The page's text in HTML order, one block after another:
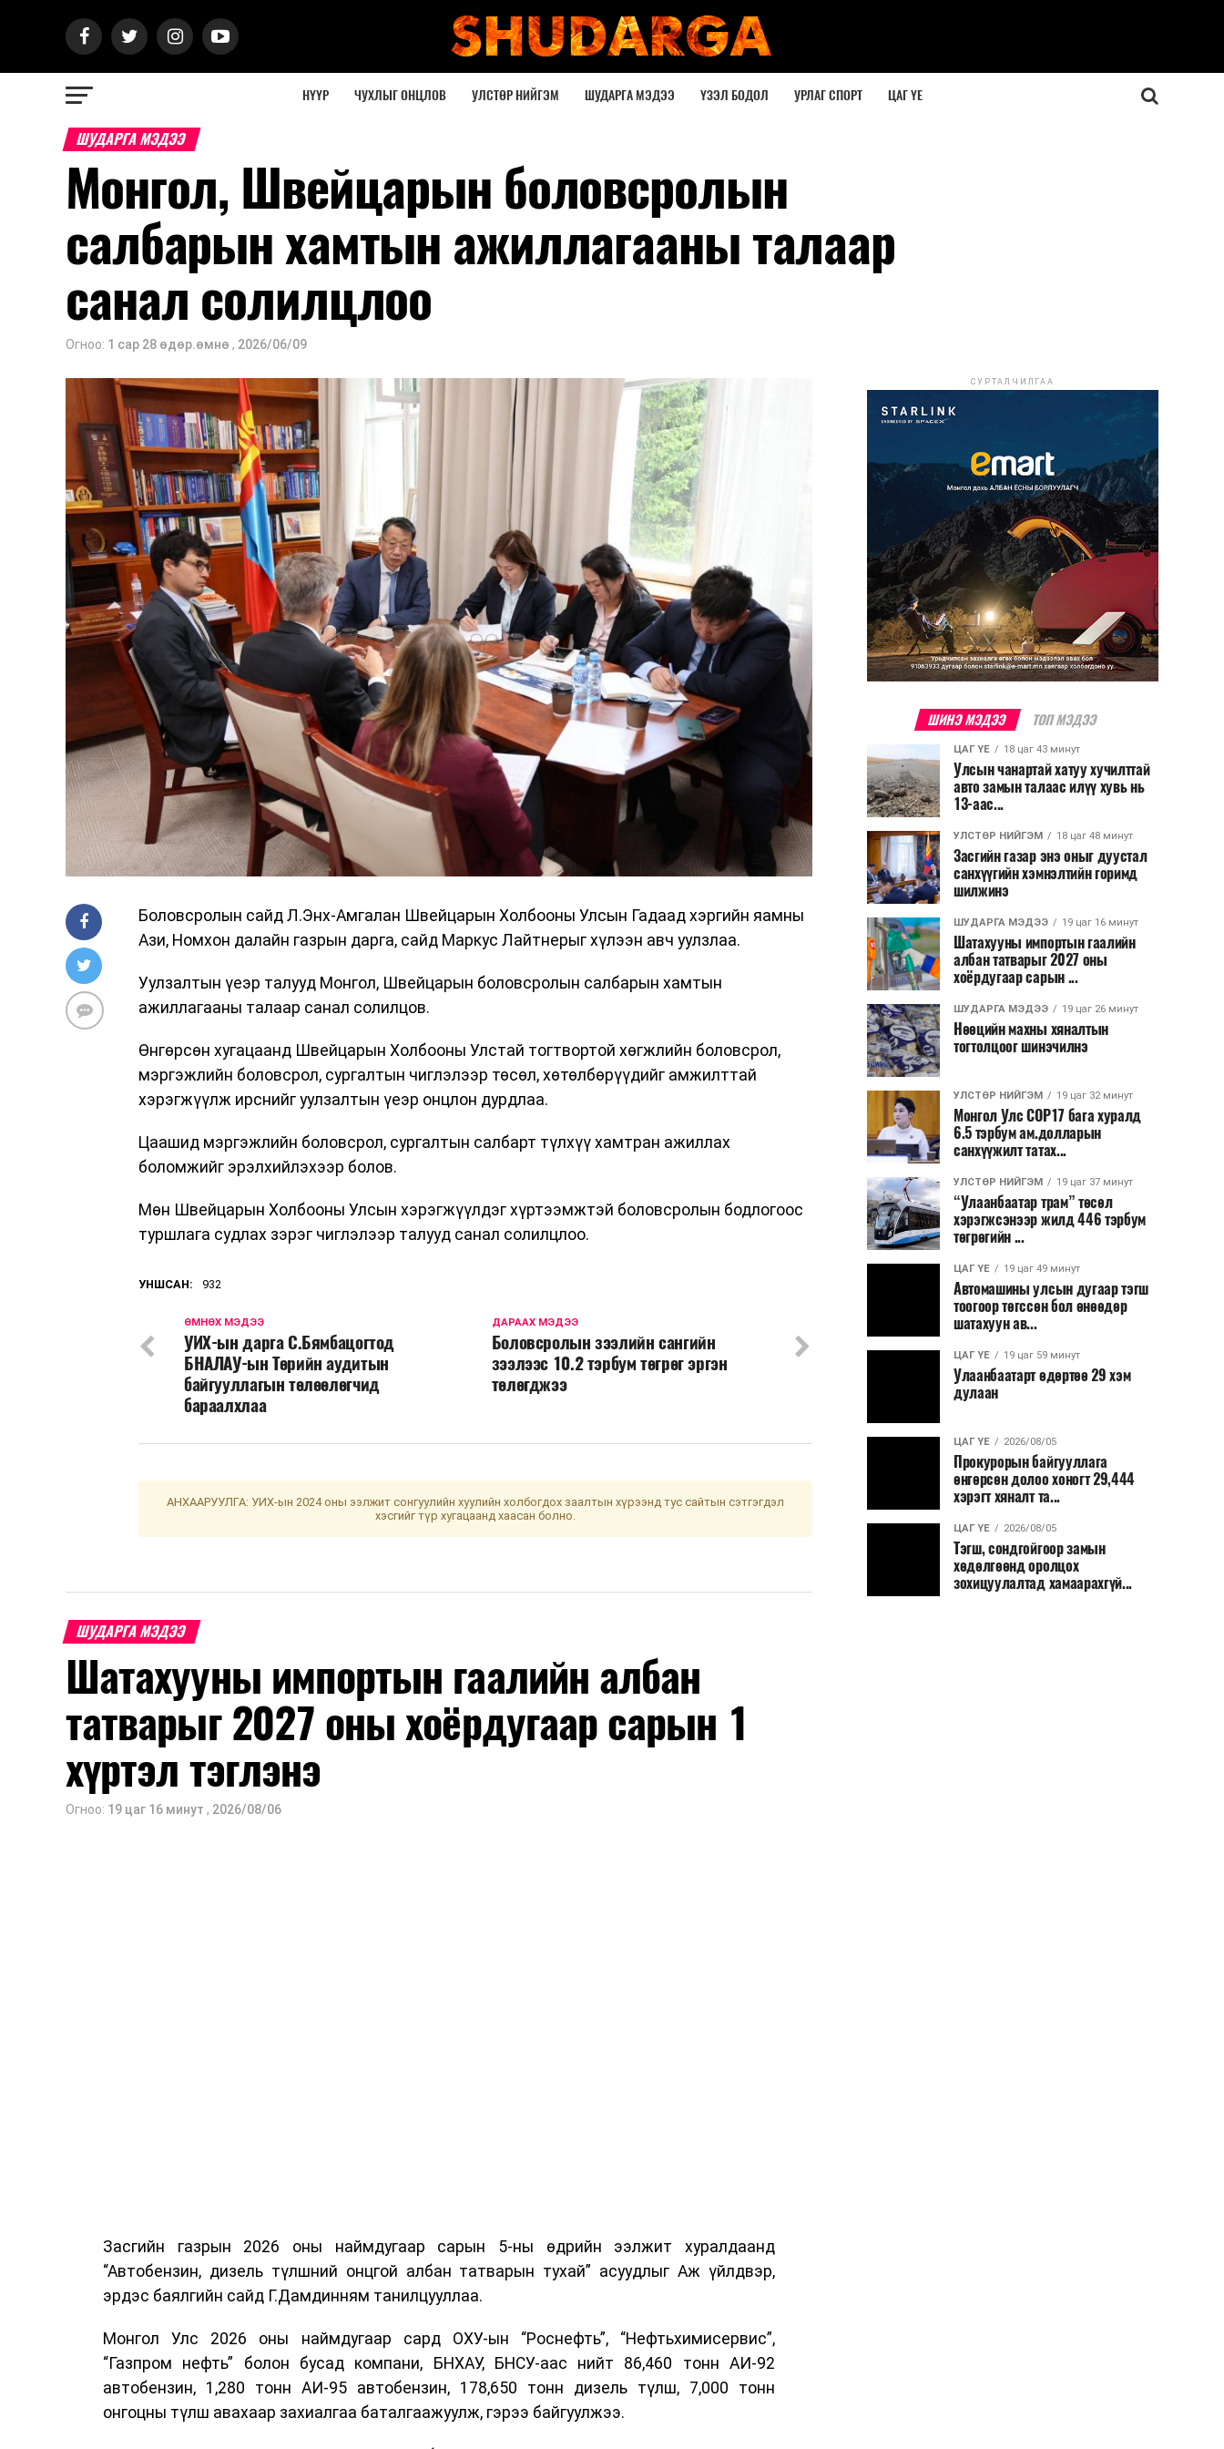
НҮҮР ЧУХЛЫГ ОНЦЛОВ УЛСТӨР НИЙГЭМ ШУДАРГА МЭДЭЭ ҮЗЭЛ БОДОЛ УРЛАГ СПОРТ ЦАГ ҮЕ
ШУДАРГА МЭДЭЭ
Монгол, Швейцарын боловсролын
салбарын хамтын ажиллагааны талаар
санал солилцлоо
Огноо: 1 сар 28 өдөр.өмнө , 2026/06/09
Боловсролын сайд Л.Энх-Амгалан Швейцарын Холбооны Улсын Гадаад хэргийн яамны
Ази, Номхон далайн газрын дарга, сайд Маркус Лайтнерыг хүлээн авч уулзлаа.
Уулзалтын үеэр талууд Монгол, Швейцарын боловсролын салбарын хамтын
ажиллагааны талаар санал солилцов.
Өнгөрсөн хугацаанд Швейцарын Холбооны Улстай тогтвортой хөгжлийн боловсрол,
мэргэжлийн боловсрол, сургалтын чиглэлээр төсөл, хөтөлбөрүүдийг амжилттай
хэрэгжүүлж ирснийг уулзалтын үеэр онцлон дурдлаа.
Цаашид мэргэжлийн боловсрол, сургалтын салбарт түлхүү хамтран ажиллах
боломжийг эрэлхийлэхээр болов.
Мөн Швейцарын Холбооны Улсын хэрэгжүүлдэг хүртээмжтэй боловсролын бодлогоос
туршлага судлах зэрэг чиглэлээр талууд санал солилцлоо.
УНШСАН: 932
ДАРААХ МЭДЭЭ
Боловсролын зээлийн сангийн
зээлээс 10.2 тэрбум төгрөг эргэн
төлөгджээ
ӨМНӨХ МЭДЭЭ
УИХ-ын дарга С.Бямбацогтод
БНАЛАУ-ын Төрийн аудитын
байгууллагын төлөөлөгчид
бараалхлаа
АНХААРУУЛГА: УИХ-ын 2024 оны ээлжит сонгуулийн хуулийн холбогдох заалтын хүрээнд тус сайтын сэтгэгдэл
хэсгийг түр хугацаанд хаасан болно.
ШУДАРГА МЭДЭЭ
Шатахууны импортын гаалийн албан
татварыг 2027 оны хоёрдугаар сарын 1
хүртэл тэглэнэ
Огноо: 19 цаг 16 минут , 2026/08/06
Засгийн газрын 2026 оны наймдугаар сарын 5-ны өдрийн ээлжит хуралдаанд
“Автобензин, дизель түлшний онцгой албан татварын тухай” асуудлыг Аж үйлдвэр,
эрдэс баялгийн сайд Г.Дамдинням танилцууллаа.
Монгол Улс 2026 оны наймдугаар сард ОХУ-ын “Роснефть”, “Нефтьхимисервис”,
“Газпром нефть” болон бусад компани, БНХАУ, БНСУ-аас нийт 86,460 тонн АИ-92
автобензин, 1,280 тонн АИ-95 автобензин, 178,650 тонн дизель түлш, 7,000 тонн
онгоцны түлш авахаар захиалгаа баталгаажуулж, гэрээ байгуулжээ.
СУРТАЛЧИЛГАА
ШИНЭ МЭДЭЭ ТОП МЭДЭЭ
ЦАГ ҮЕ 18 цаг 43 минут
Улсын чанартай хатуу хучилттай
авто замын талаас илүү хувь нь
13-аас...
УЛСТӨР НИЙГЭМ 18 цаг 48 минут
Засгийн газар энэ оныг дуустал
санхүүгийн хэмнэлтийн горимд
шилжинэ
ШУДАРГА МЭДЭЭ 19 цаг 16 минут
Шатахууны импортын гаалийн
албан татварыг 2027 оны
хоёрдугаар сарын ...
ШУДАРГА МЭДЭЭ 19 цаг 26 минут
Нөөцийн махны хяналтын
тогтолцоог шинэчилнэ
УЛСТӨР НИЙГЭМ 19 цаг 32 минут
Монгол Улс COP17 бага хуралд
6.5 тэрбум ам.долларын
санхүүжилт татах...
УЛСТӨР НИЙГЭМ 19 цаг 37 минут
“Улаанбаатар трам” төсөл
хэрэгжсэнээр жилд 446 тэрбум
төгрөгийн ...
ЦАГ ҮЕ 19 цаг 49 минут
Автомашины улсын дугаар тэгш
тоогоор төгссөн бол өнөөдөр
шатахуун ав...
ЦАГ ҮЕ 19 цаг 59 минут
Улаанбаатарт өдөртөө 29 хэм
дулаан
ЦАГ ҮЕ 2026/08/05
Прокурорын байгууллага
өнгөрсөн долоо хоногт 29,444
хэрэгт хяналт та...
ЦАГ ҮЕ 2026/08/05
Тэгш, сондгойгоор замын
хөдөлгөөнд оролцох
зохицуулалтад хамаарахгүй...